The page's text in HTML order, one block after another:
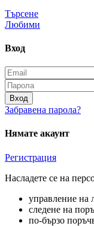
Търсене
Любими
Вход
Вход
Забравена парола?
Нямате акаунт
Регистрация
Насладете се на
управление на
следене на
по-бързо